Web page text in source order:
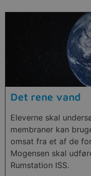
Det rene vand
Eleverne skal
membraner kan
omsat fra et af de
Mogensen skal
Rumstation ISS.